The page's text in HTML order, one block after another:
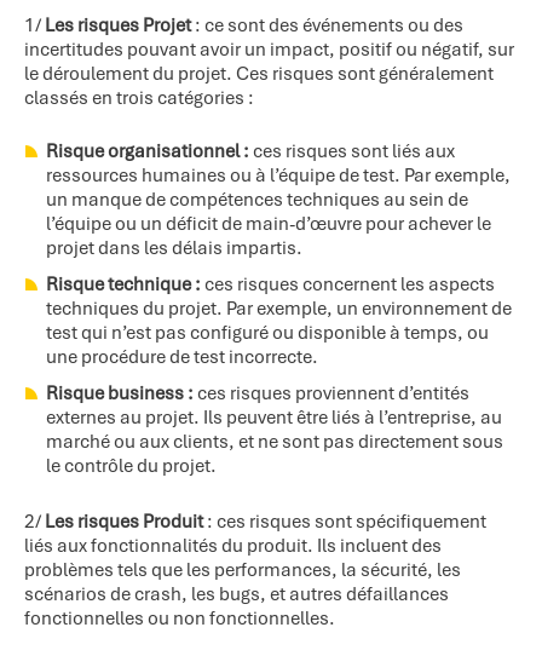
1/ Les risques Projet: ce sont des événements ou des
incertitudes pouvant avoir un impact, positif ou négatif, sur
le déroulement du projet. Ces risques sont généralement
classés en trois catégories :
Risque organisationnel : ces risques sont liés aux
ressources humaines ou à l’équipe de test. Par exemple,
un manque de compétences techniques au sein de
l’équipe ou un déficit de main-d’œuvre pour achever le
projet dans les délais impartis.
Risque technique : ces risques concernent les aspects
techniques du projet. Par exemple, un environnement de
test qui n’est pas configuré ou disponible à temps, ou
une procédure de test incorrecte.
Risque business : ces risques proviennent d’entités
externes au projet. Ils peuvent être liés à l’entreprise, au
marché ou aux clients, et ne sont pas directement sous
le contrôle du projet.
2/ Les risques Produit: ces risques sont spécifiquement
liés aux fonctionnalités du produit. Ils incluent des
problèmes tels que les performances, la sécurité, les
scénarios de crash, les bugs, et autres défaillances
fonctionnelles ou non fonctionnelles.